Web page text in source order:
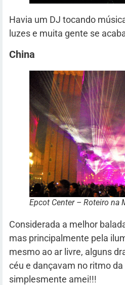
Havia um DJ tocando
luzes e muita gente se
China
Epcot Center – Roteiro na
Considerada a melhor
mas principalmente pela
mesmo ao ar livre, alguns
céu e dançavam no ritmo
simplesmente amei!!!